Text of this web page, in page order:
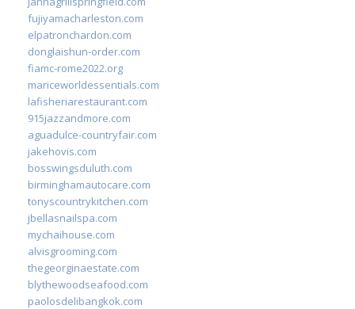
fujiyamacharleston.com
elpatronchardon.com
donglaishun-order.com
fiamc-rome2022.org
mariceworldessentials.com
lafisheriarestaurant.com
915jazzandmore.com
aguadulce-countryfair.com
jakehovis.com
bosswingsduluth.com
birminghamautocare.com
tonyscountrykitchen.com
jbellasnailspa.com
mychaihouse.com
alvisgrooming.com
thegeorginaestate.com
blythewoodseafood.com
paolosdelibangkok.com